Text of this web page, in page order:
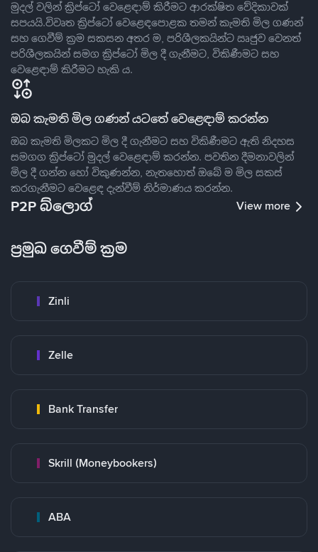
මුදල් වලින් ක්‍රිප්ටෝ වෙළෙඳාම් කිරීමට ආරක්ෂිත වේදිකාවක්
සපයයි.විවෘත ක්‍රිප්ටෝ වෙළෙඳපොළක තමන් කැමති මිල ගණන්
සහ ගෙවීම් ක්‍රම සකසන අතර ම, පරිශීලකයින්ට ඍජුව වෙනත්
පරිශීලකයින් සමග ක්‍රිප්ටෝ මිල දී ගැනීමට, විකිණීමට සහ
වෙළෙඳාම් කිරීමට හැකි ය.
ඔබ කැමති මිල ගණන් යටතේ වෙළෙඳාම් කරන්න
ඔබ කැමති මිලකට මිල දී ගැනීමට සහ විකිණීමට ඇති නිදහස
සමගග ක්‍රිප්ටෝ මුදල් වෙළෙඳාම් කරන්න. පවතින දීමනාවලින්
මිල දී ගන්න හෝ විකුණන්න, නැතහොත් ඔබේ ම මිල සකස්
කරගැනීමට වෙළෙඳ දැන්වීම් නිර්මාණය කරන්න.
P2P බ්ලොග් View more
ප්‍රමුඛ ගෙවීම් ක්‍රම
Zinli
Zelle
Bank Transfer
Skrill (Moneybookers)
ABA